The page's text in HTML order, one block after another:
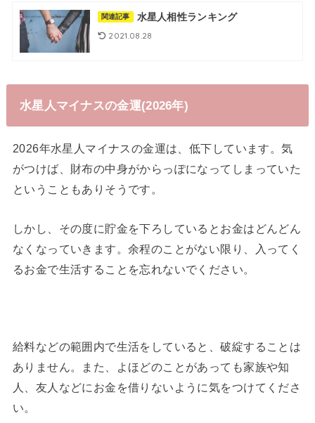
関連記事 水星人相性ランキング
2021.08.28
水星人マイナスの金運(2026年)
2026年水星人マイナスの金運は、低下しています。気
がつけば、財布の中身がからっぽになってしまっていた
ということもありそうです。
しかし、その度に貯金を下ろしているとお金はどんどん
なくなっていきます。余程のことがない限り、入ってく
るお金で生活することを忘れないでください。
給料などの範囲内で生活をしていると、破綻することは
ありません。また、よほどのことがあっても家族や知
人、友人などにお金を借りないように気をつけてくださ
い。